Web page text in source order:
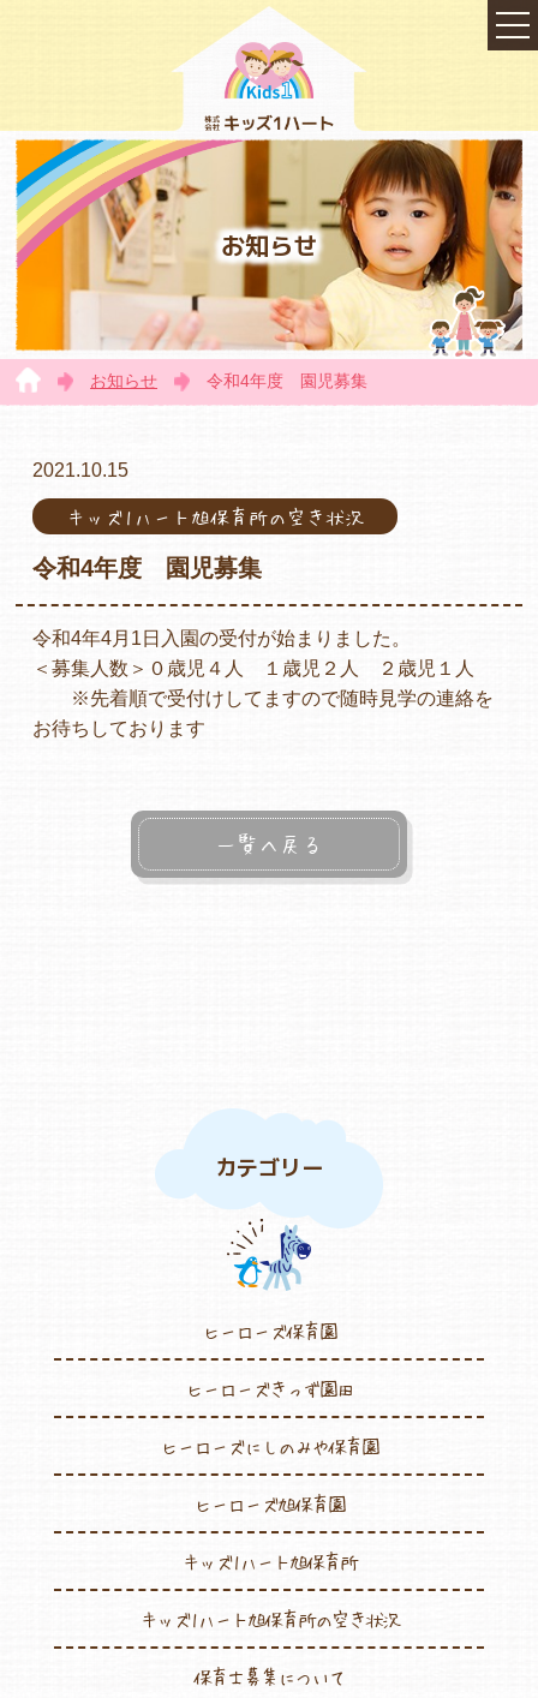
TOP
会社概要
各保育園のご紹介
在園児保護者の方へ
ヒーローズ保育園
園の様子
お知らせ
お知らせ
お知らせ 令和4年度 園児募集
2021.10.15
キッズ1ハート旭保育所の空き状況
令和4年度 園児募集
令和4年4月1日入園の受付が始まりました。
＜募集人数＞０歳児４人 １歳児２人 ２歳児１人
※先着順で受付けしてますので随時見学の連絡を
お待ちしております
一覧へ戻る
カテゴリー
ヒーローズ保育園
ヒーローズきっず園田
ヒーローズにしのみや保育園
ヒーローズ旭保育園
キッズ1ハート旭保育所
キッズ1ハート旭保育所の空き状況
保育士募集について